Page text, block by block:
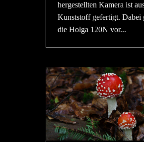
hergestellten Kamera ist
Kunststoff gefertigt. Dabei
die Holga 120N vor...